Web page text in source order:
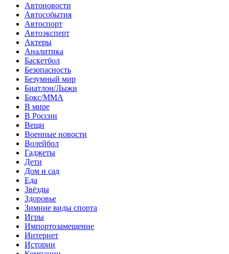
Автоновости
Автособытия
Автоспорт
Автоэксперт
Актеры
Аналитика
Баскетбол
Безопасность
Безумный мир
Биатлон/Лыжи
Бокс/MMA
В мире
В России
Вещи
Военные новости
Волейбол
Гаджеты
Дети
Дом и сад
Еда
Звёзды
Здоровье
Зимние виды спорта
Игры
Импортозамещение
Интернет
Истории